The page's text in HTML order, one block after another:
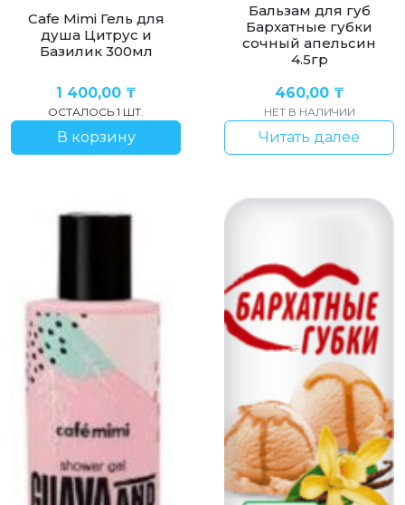
Cafe Mimi Гель для
душа Цитрус и
Базилик 300мл
1 400,00 ₸
ОСТАЛОСЬ 1 ШТ.
В корзину
Бальзам для губ
Бархатные губки
сочный апельсин
4.5гр
460,00 ₸
НЕТ В НАЛИЧИИ
Читать далее